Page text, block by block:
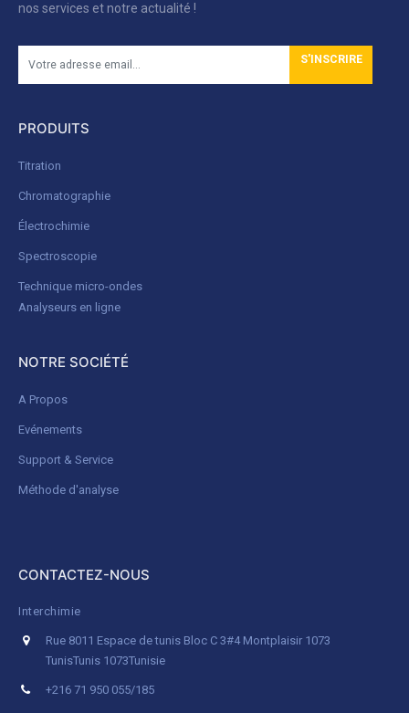
nos services et notre actualité !
S'INSCRIRE
PRODUITS
Titration
Chromatographie
Électrochimie
Spectroscopie
Technique micro-ondes
Analyseurs en ligne
NOTRE SOCIÉTÉ
A Propos
Evénements
Support & Service
Méthode d'analyse
CONTACTEZ-NOUS
Interchimie
Rue 8011 Espace de tunis Bloc C 3#4 Montplaisir 1073
TunisTunis 1073Tunisie
+216 71 950 055/185